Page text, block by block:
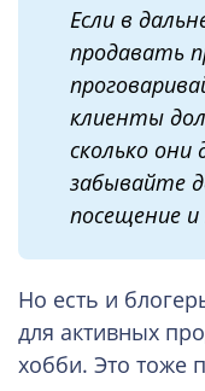
Если в
продавать
клиенты
сколько
забывайте
посещение
Но есть и
для активных
хобби. Это тоже